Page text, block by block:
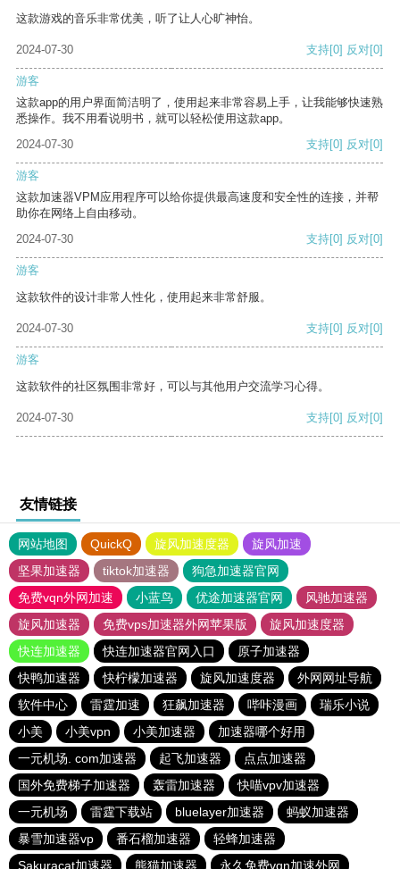
这款游戏的音乐非常优美，听了让人心旷神怡。
2024-07-30 支持[0] 反对[0]
游客
这款app的用户界面简洁明了，使用起来非常容易上手，让我能够快速熟
悉操作。我不用看说明书，就可以轻松使用这款app。
2024-07-30
支持[0] 反对[0]
游客
这款加速器VPM应用程序可以给你提供最高速度和安全性的连接，并帮
助你在网络上自由移动。
2024-07-30
支持[0] 反对[0]
游客
这款软件的设计非常人性化，使用起来非常舒服。
2024-07-30 支持[0] 反对[0]
游客
这款软件的社区氛围非常好，可以与其他用户交流学习心得。
2024-07-30 支持[0] 反对[0]
友情链接
网站地图 QuickQ 旋风加速度器
旋风加速
坚果加速器
tiktok加速器
狗急加速器官网
免费vqn外网加速
小蓝鸟 优途加速器官网
风驰加速器
旋风加速器
免费vps加速器外网苹果版
旋风加速度器
快连加速器
快连加速器官网入口
原子加速器
快鸭加速器
快柠檬加速器 旋风加速度器
外网网址导航
软件中心
雷霆加速 狂飙加速器 哔咔漫画
瑞乐小说
小美
小美vpn 小美加速器
加速器哪个好用
一元机场. com加速器
起飞加速器
点点加速器
国外免费梯子加速器
轰雷加速器
快喵vpv加速器
一元机场
雷霆下载站 bluelayer加速器
蚂蚁加速器
暴雪加速器vp
番石榴加速器
轻蜂加速器
Sakuracat加速器
熊猫加速器 永久免费vqn加速外网